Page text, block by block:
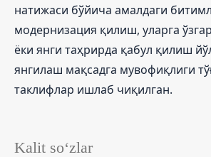
Kalit so‘zlar
натижаси бўйича амалдаги
модернизация қилиш, уларга
ёки янги таҳрирда қабул қилиш
янгилаш мақсадга мувофиқлиги
таклифлар ишлаб чиқилган.